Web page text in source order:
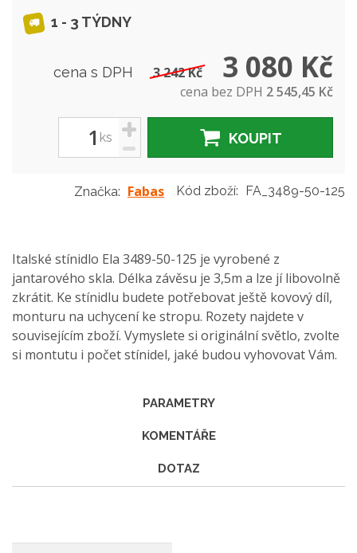
1 - 3 TÝDNY
cena s DPH 3 242 Kč 3 080 Kč
cena bez DPH 2 545,45 Kč
ks
+
-
KOUPIT
Značka: Fabas Kód zboží: FA_3489-50-125
Italské stínidlo Ela 3489-50-125 je vyrobené z
jantarového skla. Délka závěsu je 3,5m a lze jí libovolně
zkrátit. Ke stínidlu budete potřebovat ještě kovový díl,
monturu na uchycení ke stropu. Rozety najdete v
souvisejícím zboží. Vymyslete si originální světlo, zvolte
si montutu i počet stínidel, jaké budou vyhovovat Vám.
PARAMETRY
KOMENTÁŘE
DOTAZ